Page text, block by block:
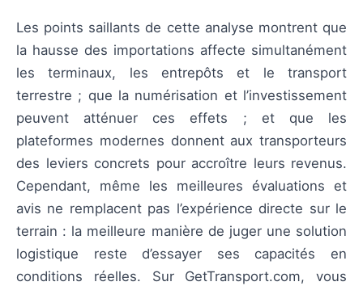
Les points saillants de cette analyse montrent que
la hausse des importations affecte simultanément
les terminaux, les entrepôts et le transport
terrestre ; que la numérisation et l’investissement
peuvent atténuer ces effets ; et que les
plateformes modernes donnent aux transporteurs
des leviers concrets pour accroître leurs revenus.
Cependant, même les meilleures évaluations et
avis ne remplacent pas l’expérience directe sur le
terrain : la meilleure manière de juger une solution
logistique reste d’essayer ses capacités en
conditions réelles. Sur GetTransport.com, vous